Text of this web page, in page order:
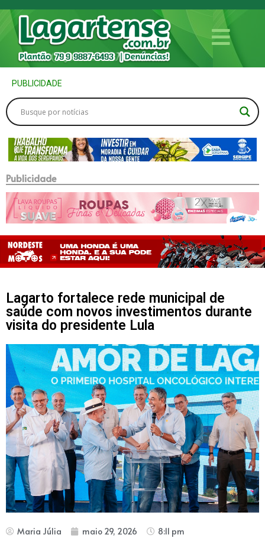
PUBLICIDADE
Publicidade
Lagarto fortalece rede municipal de
saúde com novos investimentos durante
visita do presidente Lula
Maria Júlia maio 29, 2026
8:11 pm